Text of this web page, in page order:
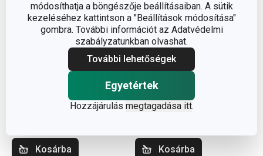
módosíthatja a böngészője beállításaiban. A sütik
kezeléséhez kattintson a "Beállítások módosítása"
gombra. További információt az Adatvédelmi
szabályzatunkban olvashat.
További lehetőségek
Egyetértek
Hozzájárulás megtagadása itt.
DELÍCIA sütőtál
Kosárba
VITAMINO kerámia
hámozó hosszúkás éllel
4 940 Ft
Kosárba